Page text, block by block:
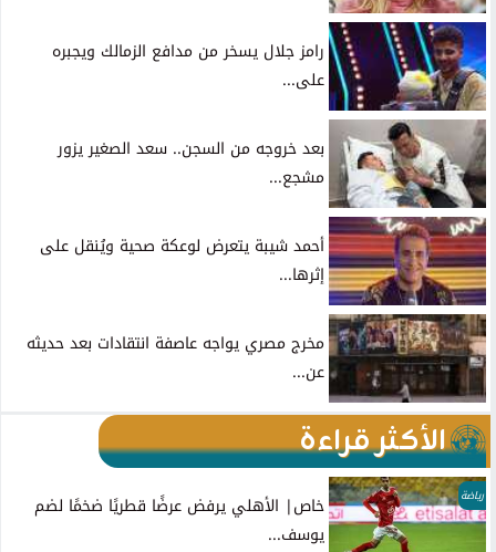
رامز جلال يسخر من مدافع الزمالك ويجبره
على...
بعد خروجه من السجن.. سعد الصغير يزور
مشجع...
أحمد شيبة يتعرض لوعكة صحية ويُنقل على
إثرها...
مخرج مصري يواجه عاصفة انتقادات بعد حديثه
عن...
الأكثر قراءة
رياضة
خاص| الأهلي يرفض عرضًا قطريًا ضخمًا لضم
يوسف...